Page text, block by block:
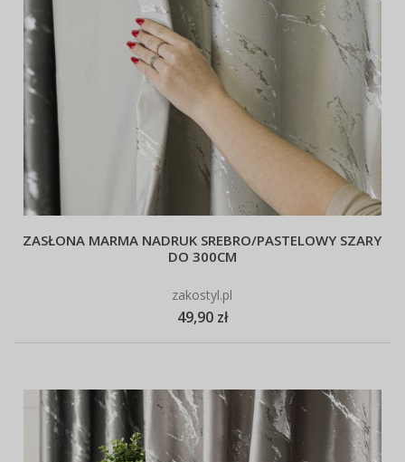
ZASŁONA MARMA NADRUK SREBRO/PASTELOWY SZARY
DO 300CM
zakostyl.pl
49,90 zł